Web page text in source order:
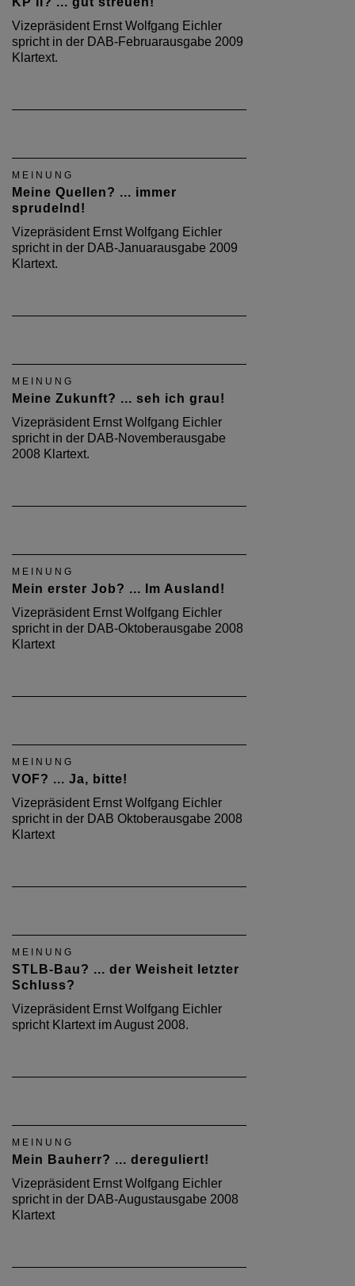
Vizepräsident Ernst Wolfgang Eichler
spricht in der DAB-Februarausgabe 2009
Klartext.
MEINUNG
Meine Quellen? ... immer
sprudelnd!
Vizepräsident Ernst Wolfgang Eichler
spricht in der DAB-Januarausgabe 2009
Klartext.
MEINUNG
Meine Zukunft? ... seh ich grau!
Vizepräsident Ernst Wolfgang Eichler
spricht in der DAB-Novemberausgabe
2008 Klartext.
MEINUNG
Mein erster Job? ... Im Ausland!
Vizepräsident Ernst Wolfgang Eichler
spricht in der DAB-Oktoberausgabe 2008
Klartext
MEINUNG
VOF? ... Ja, bitte!
Vizepräsident Ernst Wolfgang Eichler
spricht in der DAB Oktoberausgabe 2008
Klartext
MEINUNG
STLB-Bau? ... der Weisheit letzter
Schluss?
Vizepräsident Ernst Wolfgang Eichler
spricht Klartext im August 2008.
MEINUNG
Mein Bauherr? ... dereguliert!
Vizepräsident Ernst Wolfgang Eichler
spricht in der DAB-Augustausgabe 2008
Klartext